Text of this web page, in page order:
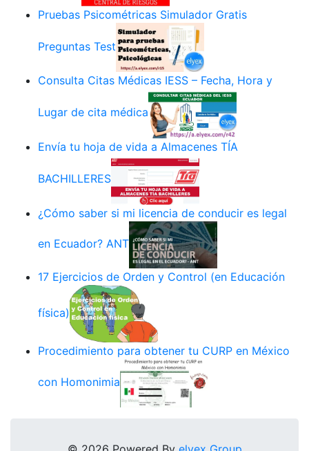
Pruebas Psicométricas Simulador Gratis
Preguntas Test
Consulta Citas Médicas IESS – Fecha, Hora y
Lugar de cita médica
Envía tu hoja de vida a Almacenes TÍA
BACHILLERES
¿Cómo saber si mi licencia de conducir es legal
en Ecuador? ANT
17 Ejercicios de Orden y Control (en Educación
física)
Procedimiento para obtener tu CURP en México
con Homonimia